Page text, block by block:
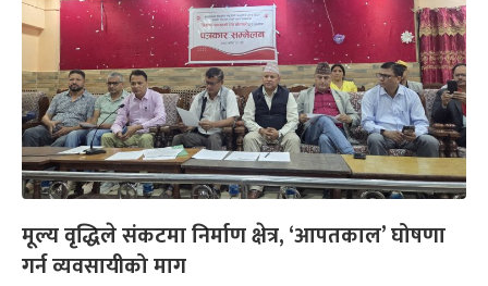
मूल्य वृद्धिले संकटमा निर्माण क्षेत्र, ‘आपतकाल’ घोषणा
गर्न व्यवसायीको माग